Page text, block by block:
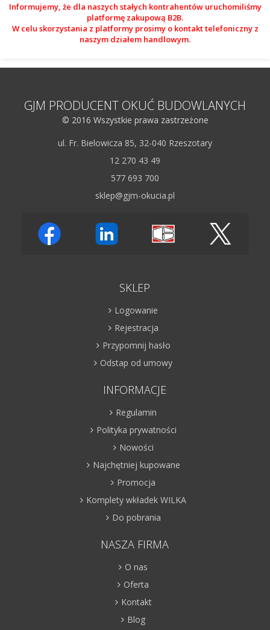
Informujemy, że dla naszych stałych kontrahentów uruchomiliśmy
platformę zakupową B2B.
W celu skorzystania z platformy prosimy o kontakt telefoniczny z
naszym działem handlowym.
GJM PRODUCENT OKUĆ BUDOWLANYCH
© 2016 Wszystkie prawa zastrzeżone
ul. Fr. Bielowicza 85, 32-040 Rzeszotary
12 270 43 49
577 693 700
sklep@gjm-okucia.pl
SKLEP
Logowanie
Rejestracja
Przypomnij hasło
Odstap od umowy
INFORMACJE
Regulamin
Polityka prywatności
Nowości
Najchętniej kupowane
Promocja
Komplety wkładek WILKA
Do pobrania
NASZA FIRMA
O nas
Oferta
Kontakt
Blog